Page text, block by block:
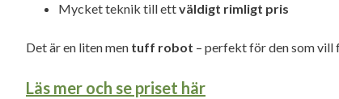
Mycket teknik till ettväldigt rimligt pris
Det är en liten men tuff robot – perfekt för den som vill
Läs mer och se priset här